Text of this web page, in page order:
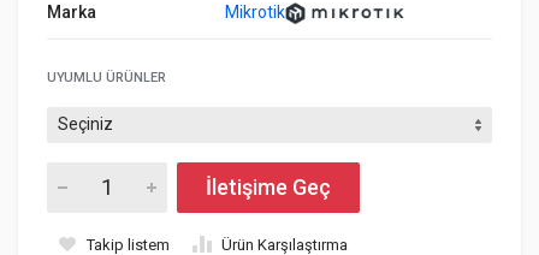
Marka Mikrotik
UYUMLU ÜRÜNLER
İletişime Geç
Takip listem Ürün Karşılaştırma